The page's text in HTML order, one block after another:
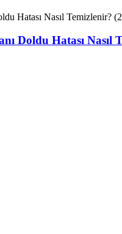
Doldu Hatası Nasıl